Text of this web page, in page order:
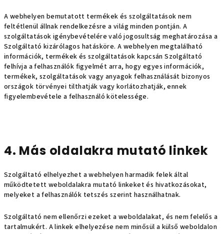
A webhelyen bemutatott termékek és szolgáltatások nem
feltétlenül állnak rendelkezésre a világ minden pontján. A
szolgáltatások igénybevételére való jogosultság meghatározása a
Szolgáltató kizárólagos hatásköre. A webhelyen megtalálható
információk, termékek és szolgáltatások kapcsán Szolgáltató
felhívja a felhasználók figyelmét arra, hogy egyes információk,
termékek, szolgáltatások vagy anyagok felhasználását bizonyos
országok törvényei tilthatják vagy korlátozhatják, ennek
figyelembevétele a felhasználó kötelessége.
4. Más oldalakra mutató linkek
Szolgáltató elhelyezhet a webhelyen harmadik felek által
működtetett weboldalakra mutató linkeket és hivatkozásokat,
melyeket a felhasználók tetszés szerint használhatnak.
Szolgáltató nem ellenőrzi ezeket a weboldalakat, és nem felelős a
tartalmukért. A linkek elhelyezése nem minősül a külső weboldalon